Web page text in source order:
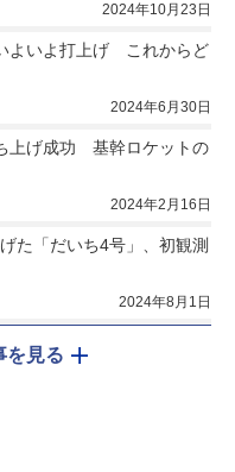
2024年10月23日
よいよ打上げ　これからど
2024年6月30日
上げ成功　基幹ロケットの
2024年2月16日
た「だいち4号」、初観測
2024年8月1日
を見る